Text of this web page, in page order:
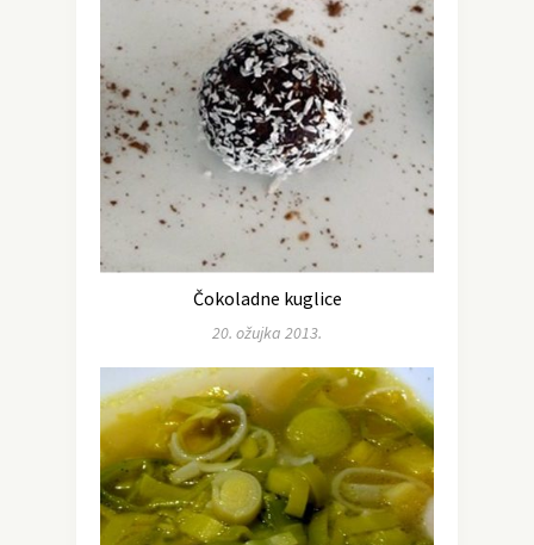
Čokoladne kuglice
20. ožujka 2013.